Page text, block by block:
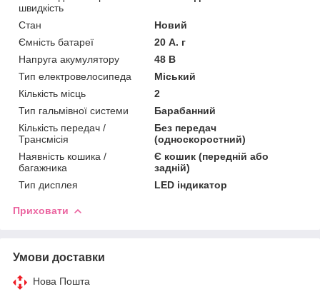
швидкість
Стан
Новий
Ємність батареї
20 А. г
Напруга акумулятору
48 В
Тип електровелосипеда
Міський
Кількість місць
2
Тип гальмівної системи
Барабанний
Кількість передач /
Трансмісія
Без передач
(односкоростний)
Наявність кошика /
багажника
Є кошик (передній або
задній)
Тип дисплея
LED індикатор
Приховати
Умови доставки
Нова Пошта